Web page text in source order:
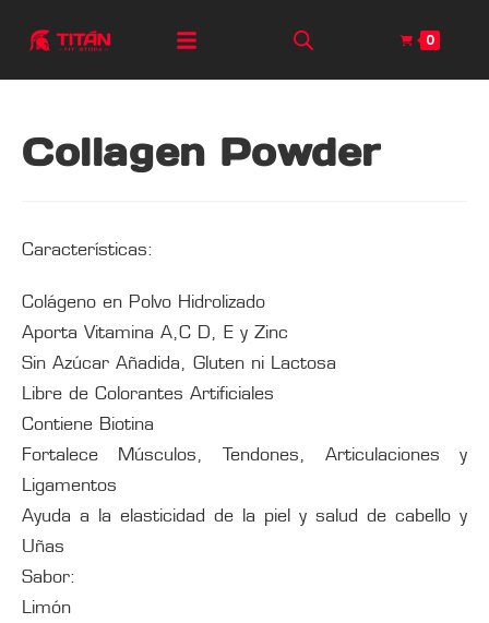
0
Collagen Powder
Características:
Colágeno en Polvo Hidrolizado
Aporta Vitamina A,C D, E y Zinc
Sin Azúcar Añadida, Gluten ni Lactosa
Libre de Colorantes Artificiales
Contiene Biotina
Fortalece Músculos, Tendones, Articulaciones y
Ligamentos
Ayuda a la elasticidad de la piel y salud de cabello y
Uñas
Sabor:
Limón